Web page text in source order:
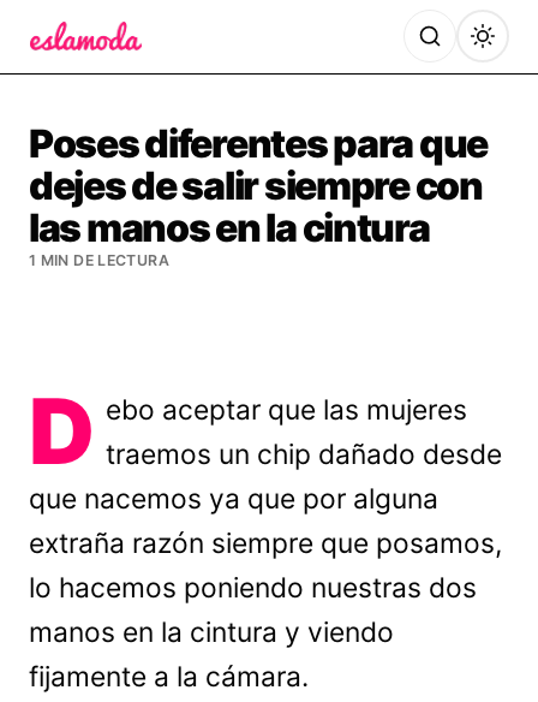
Poses diferentes para que
dejes de salir siempre con
las manos en la cintura
1 MIN DE LECTURA
D ebo aceptar que las mujeres
traemos un chip dañado desde
que nacemos ya que por alguna
extraña razón siempre que posamos,
lo hacemos poniendo nuestras dos
manos en la cintura y viendo
fijamente a la cámara.